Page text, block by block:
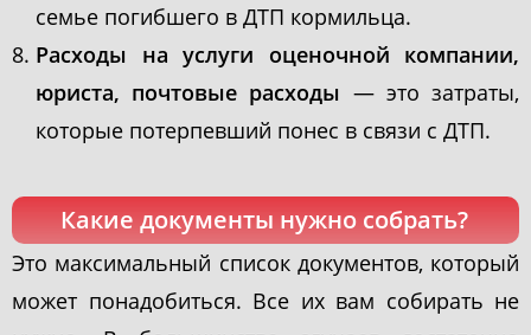
семье погибшего в ДТП кормильца.
Расходы на услуги оценочной компании,
юриста, почтовые расходы — это затраты,
которые потерпевший понес в связи с ДТП.
Какие документы нужно собрать?
Это максимальный список документов, который
может понадобиться. Все их вам собирать не